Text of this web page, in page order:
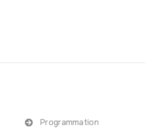
Programmation